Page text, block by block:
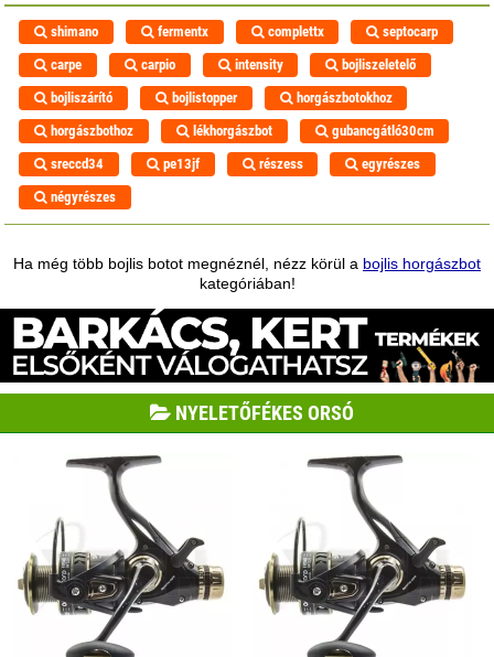
shimano fermentx complettx
septocarp
carpe
carpio intensity
bojliszeletelő
bojliszárító
bojlistopper
horgászbotokhoz
horgászbothoz
lékhorgászbot
gubancgátló30cm
sreccd34
pe13jf részess
egyrészes
négyrészes
Ha még több bojlis botot megnéznél, nézz körül a bojlis horgászbot
kategóriában!
NYELETŐFÉKES ORSÓ